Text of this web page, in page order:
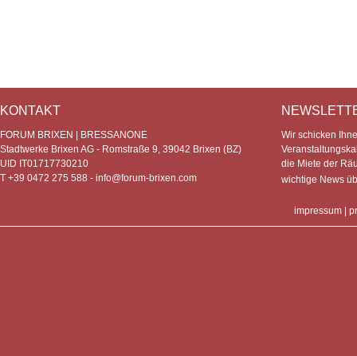
KONTAKT
FORUM BRIXEN | BRESSANONE
Stadtwerke Brixen AG - Romstraße 9, 39042 Brixen (BZ)
UID IT01717730210
T +39 0472 275 588 - info@forum-brixen.com
Wir schicken
die Miete der
wichtige News
impressum